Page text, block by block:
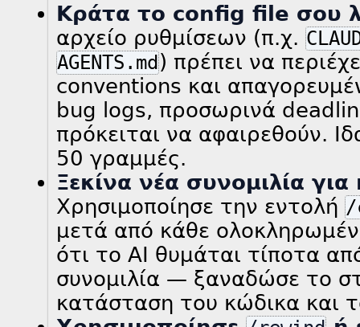
Κράτα το config file σου
αρχείο ρυθμίσεων (π.χ.
AGENTS.md ) πρέπει να
conventions και
bug logs, προσωρινά
πρόκειται να αφαιρεθούν.
50 γραμμές.
Ξεκίνα νέα συνομιλία
Χρησιμοποίησε την εντολή /
μετά από κάθε
ότι το AI θυμάται τίποτα
συνομιλία — ξαναδώσε το
κατάσταση του κώδικα και